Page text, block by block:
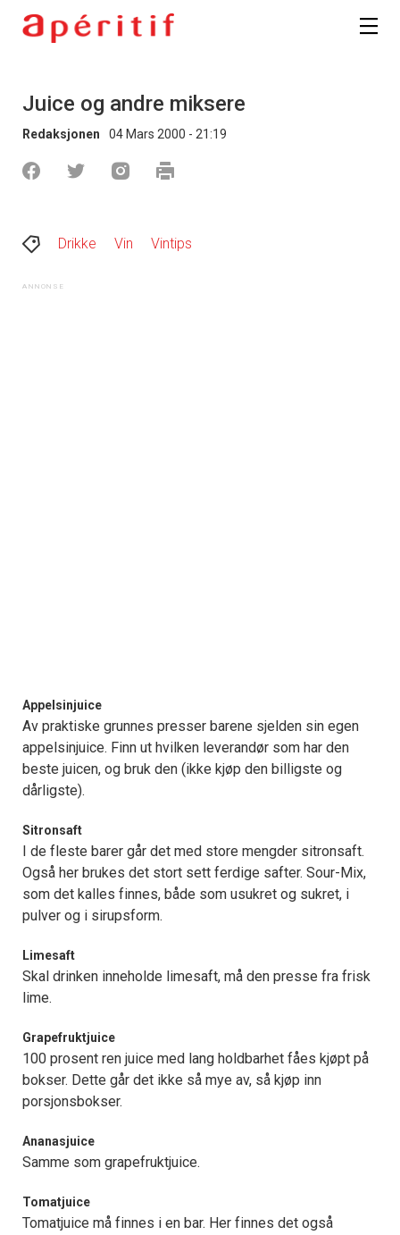
Juice og andre miksere
Redaksjonen 04 Mars 2000 - 21:19
Drikke Vin Vintips
Appelsinjuice
Av praktiske grunnes presser barene sjelden sin egen
appelsinjuice. Finn ut hvilken leverandør som har den
beste juicen, og bruk den (ikke kjøp den billigste og
dårligste).
Sitronsaft
I de fleste barer går det med store mengder sitronsaft.
Også her brukes det stort sett ferdige safter. Sour-Mix,
som det kalles finnes, både som usukret og sukret, i
pulver og i sirupsform.
Limesaft
Skal drinken inneholde limesaft, må den presse fra frisk
lime.
Grapefruktjuice
100 prosent ren juice med lang holdbarhet fåes kjøpt på
bokser. Dette går det ikke så mye av, så kjøp inn
porsjonsbokser.
Ananasjuice
Samme som grapefruktjuice.
Tomatjuice
Tomatjuice må finnes i en bar. Her finnes det også